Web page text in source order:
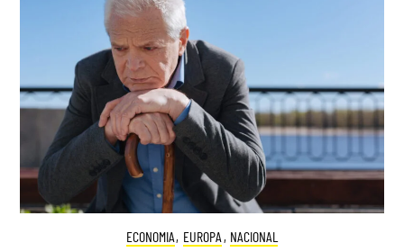
ECONOMIA, EUROPA , NACIONAL